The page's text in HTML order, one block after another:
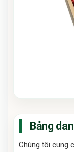
Bảng
Chúng tôi cung